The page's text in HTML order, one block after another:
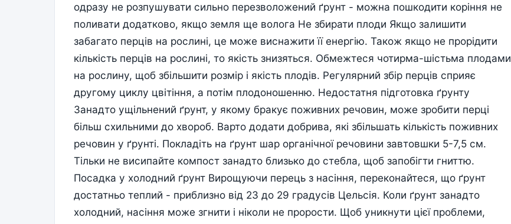
одразу не розпушувати сильно перезволожений ґрунт - можна пошкодити коріння не
поливати додатково, якщо земля ще волога Не збирати плоди Якщо залишити
забагато перців на рослині, це може виснажити її енергію. Також якщо не прорідити
кількість перців на рослині, то якість знизяться. Обмежтеся чотирма-шістьма плодами
на рослину, щоб збільшити розмір і якість плодів. Регулярний збір перців сприяє
другому циклу цвітіння, а потім плодоношенню. Недостатня підготовка ґрунту
Занадто ущільнений ґрунт, у якому бракує поживних речовин, може зробити перці
більш схильними до хвороб. Варто додати добрива, які збільшать кількість поживних
речовин у ґрунті. Покладіть на ґрунт шар органічної речовини завтовшки 5-7,5 см.
Тільки не висипайте компост занадто близько до стебла, щоб запобігти гниттю.
Посадка у холодний ґрунт Вирощуючи перець з насіння, переконайтеся, що ґрунт
достатньо теплий - приблизно від 23 до 29 градусів Цельсія. Коли ґрунт занадто
холодний, насіння може згнити і ніколи не прорости. Щоб уникнути цієї проблеми,